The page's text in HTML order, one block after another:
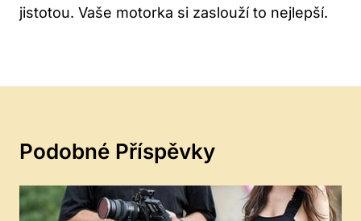
jistotou. Vaše motorka si zaslouží to nejlepší.
Podobné Příspěvky